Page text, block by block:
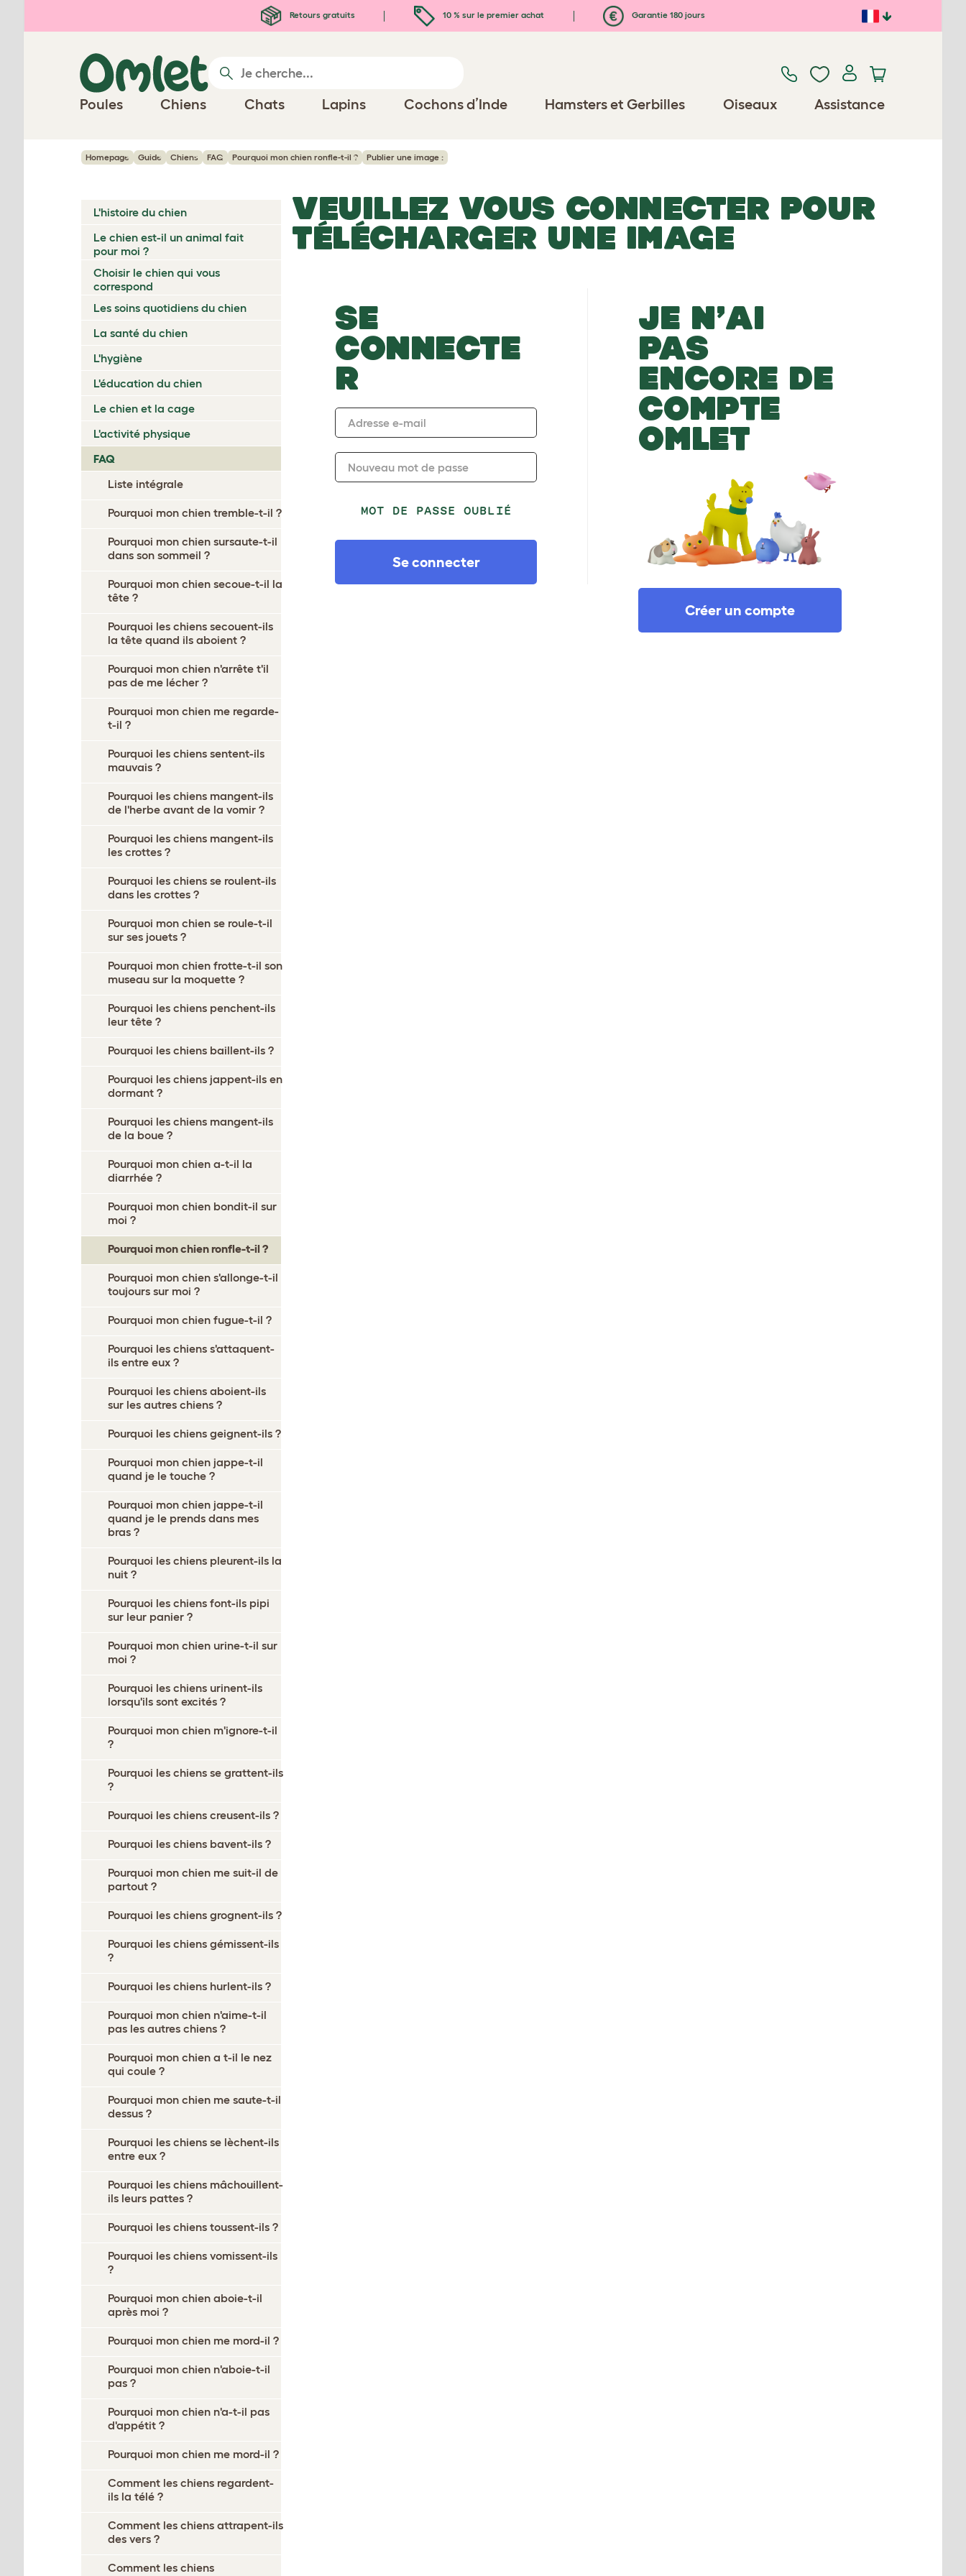
Retours gratuits 10 % sur le premier achat Garantie 180 jours
Poules Chiens Chats Lapins Cochons d’Inde Hamsters et Gerbilles Oiseaux Assistance
Homepage Guide Chiens FAQ Pourquoi mon chien ronfle-t-il ? Publier une image :
L'histoire du chien
Le chien est-il un animal fait
pour moi ?
Choisir le chien qui vous
correspond
Les soins quotidiens du chien
La santé du chien
L'hygiène
L'éducation du chien
Le chien et la cage
L'activité physique
FAQ
Liste intégrale
Pourquoi mon chien tremble-t-il ?
Pourquoi mon chien sursaute-t-il
dans son sommeil ?
Pourquoi mon chien secoue-t-il la
tête ?
Pourquoi les chiens secouent-ils
la tête quand ils aboient ?
Pourquoi mon chien n'arrête t'il
pas de me lécher ?
Pourquoi mon chien me regarde-
t-il ?
Pourquoi les chiens sentent-ils
mauvais ?
Pourquoi les chiens mangent-ils
de l'herbe avant de la vomir ?
Pourquoi les chiens mangent-ils
les crottes ?
Pourquoi les chiens se roulent-ils
dans les crottes ?
Pourquoi mon chien se roule-t-il
sur ses jouets ?
Pourquoi mon chien frotte-t-il son
museau sur la moquette ?
Pourquoi les chiens penchent-ils
leur tête ?
Pourquoi les chiens baillent-ils ?
Pourquoi les chiens jappent-ils en
dormant ?
Pourquoi les chiens mangent-ils
de la boue ?
Pourquoi mon chien a-t-il la
diarrhée ?
Pourquoi mon chien bondit-il sur
moi ?
Pourquoi mon chien ronfle-t-il ?
Pourquoi mon chien s'allonge-t-il
toujours sur moi ?
Pourquoi mon chien fugue-t-il ?
Pourquoi les chiens s'attaquent-
ils entre eux ?
Pourquoi les chiens aboient-ils
sur les autres chiens ?
Pourquoi les chiens geignent-ils ?
Pourquoi mon chien jappe-t-il
quand je le touche ?
Pourquoi mon chien jappe-t-il
quand je le prends dans mes
bras ?
Pourquoi les chiens pleurent-ils la
nuit ?
Pourquoi les chiens font-ils pipi
sur leur panier ?
Pourquoi mon chien urine-t-il sur
moi ?
Pourquoi les chiens urinent-ils
lorsqu'ils sont excités ?
Pourquoi mon chien m'ignore-t-il
?
Pourquoi les chiens se grattent-ils
?
Pourquoi les chiens creusent-ils ?
Pourquoi les chiens bavent-ils ?
Pourquoi mon chien me suit-il de
partout ?
Pourquoi les chiens grognent-ils ?
Pourquoi les chiens gémissent-ils
?
Pourquoi les chiens hurlent-ils ?
Pourquoi mon chien n'aime-t-il
pas les autres chiens ?
Pourquoi mon chien a t-il le nez
qui coule ?
Pourquoi mon chien me saute-t-il
dessus ?
Pourquoi les chiens se lèchent-ils
entre eux ?
Pourquoi les chiens mâchouillent-
ils leurs pattes ?
Pourquoi les chiens toussent-ils ?
Pourquoi les chiens vomissent-ils
?
Pourquoi mon chien aboie-t-il
après moi ?
Pourquoi mon chien me mord-il ?
Pourquoi mon chien n'aboie-t-il
pas ?
Pourquoi mon chien n'a-t-il pas
d'appétit ?
Pourquoi mon chien me mord-il ?
Comment les chiens regardent-
ils la télé ?
Comment les chiens attrapent-ils
des vers ?
Comment les chiens
VEUILLEZ VOUS CONNECTER POUR
TÉLÉCHARGER UNE IMAGE
SE
CONNECTE
R
Adresse e-mail
Nouveau mot de passe
MOT DE PASSE OUBLIÉ
Se connecter
JE N’AI
PAS
ENCORE DE
COMPTE
OMLET
Créer un compte